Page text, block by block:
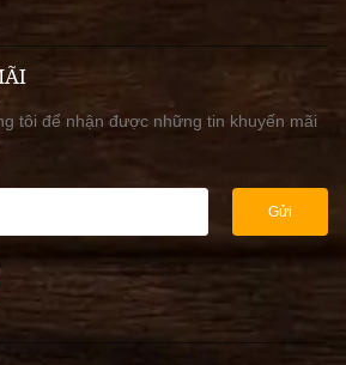
tôi để nhận được những tin khuyến mãi
Gửi